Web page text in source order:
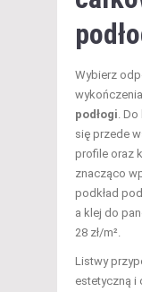
Wybierz
podłogi .
się przede
profile oraz
znacząco
podkład
a klej do
28 zł/m².
Listwy
estetyczną i